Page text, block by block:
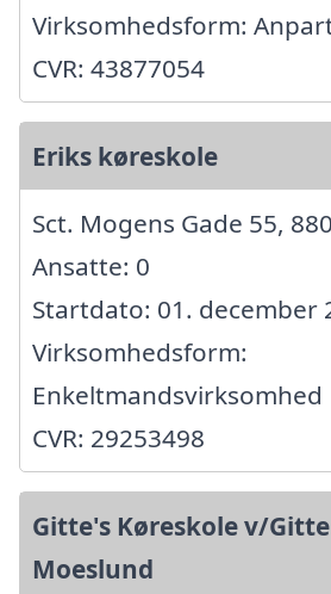
Virksomhedsform:
CVR: 43877054
Eriks køreskole
Sct. Mogens Gade 55,
Ansatte: 0
Startdato: 01. december
Virksomhedsform:
Enkeltmandsvirksomhed
CVR: 29253498
Gitte's Køreskole v/
Moeslund